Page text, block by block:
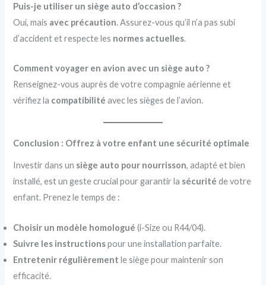
Puis-je utiliser un siège auto d’occasion ?
Oui, mais avec précaution. Assurez-vous qu’il n’a pas subi
d’accident et respecte les normes actuelles.
Comment voyager en avion avec un siège auto ?
Renseignez-vous auprès de votre compagnie aérienne et
vérifiez la compatibilité avec les sièges de l’avion.
Conclusion : Offrez à votre enfant une sécurité optimale
Investir dans un siège auto pour nourrisson, adapté et bien
installé, est un geste crucial pour garantir la sécurité de votre
enfant. Prenez le temps de :
Choisir un modèle homologué (i-Size ou R44/04).
Suivre les instructionspour une installation parfaite.
Entretenir régulièrement le siège pour maintenir son
efficacité.